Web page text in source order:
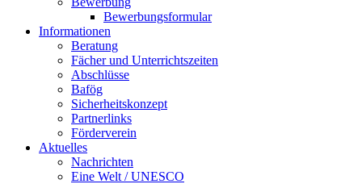
Bewerbungsformular
Informationen
Beratung
Fächer und Unterrichtszeiten
Abschlüsse
Bafög
Sicherheitskonzept
Partnerlinks
Förderverein
Aktuelles
Nachrichten
Eine Welt / UNESCO